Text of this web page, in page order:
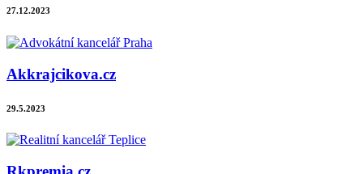
27.12.2023
Akkrajcikova.cz
29.5.2023